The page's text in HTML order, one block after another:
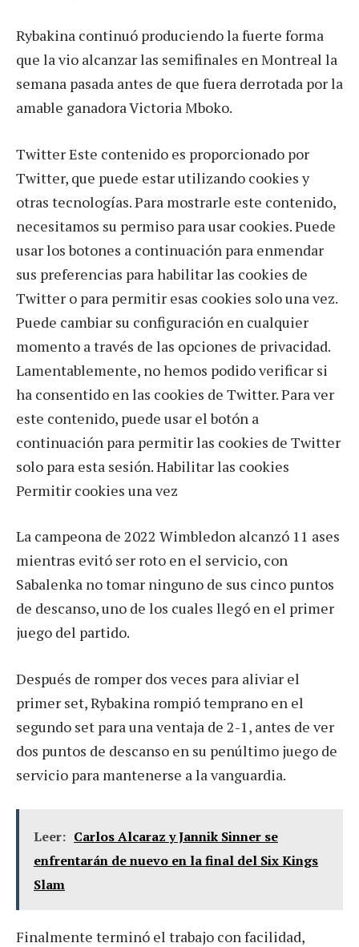
Rybakina continuó produciendo la fuerte forma
que la vio alcanzar las semifinales en Montreal la
semana pasada antes de que fuera derrotada por la
amable ganadora Victoria Mboko.
Twitter Este contenido es proporcionado por
Twitter, que puede estar utilizando cookies y
otras tecnologías. Para mostrarle este contenido,
necesitamos su permiso para usar cookies. Puede
usar los botones a continuación para enmendar
sus preferencias para habilitar las cookies de
Twitter o para permitir esas cookies solo una vez.
Puede cambiar su configuración en cualquier
momento a través de las opciones de privacidad.
Lamentablemente, no hemos podido verificar si
ha consentido en las cookies de Twitter. Para ver
este contenido, puede usar el botón a
continuación para permitir las cookies de Twitter
solo para esta sesión. Habilitar las cookies
Permitir cookies una vez
La campeona de 2022 Wimbledon alcanzó 11 ases
mientras evitó ser roto en el servicio, con
Sabalenka no tomar ninguno de sus cinco puntos
de descanso, uno de los cuales llegó en el primer
juego del partido.
Después de romper dos veces para aliviar el
primer set, Rybakina rompió temprano en el
segundo set para una ventaja de 2-1, antes de ver
dos puntos de descanso en su penúltimo juego de
servicio para mantenerse a la vanguardia.
Leer: Carlos Alcaraz y Jannik Sinner se
enfrentarán de nuevo en la final del Six Kings
Slam
Finalmente terminó el trabajo con facilidad,